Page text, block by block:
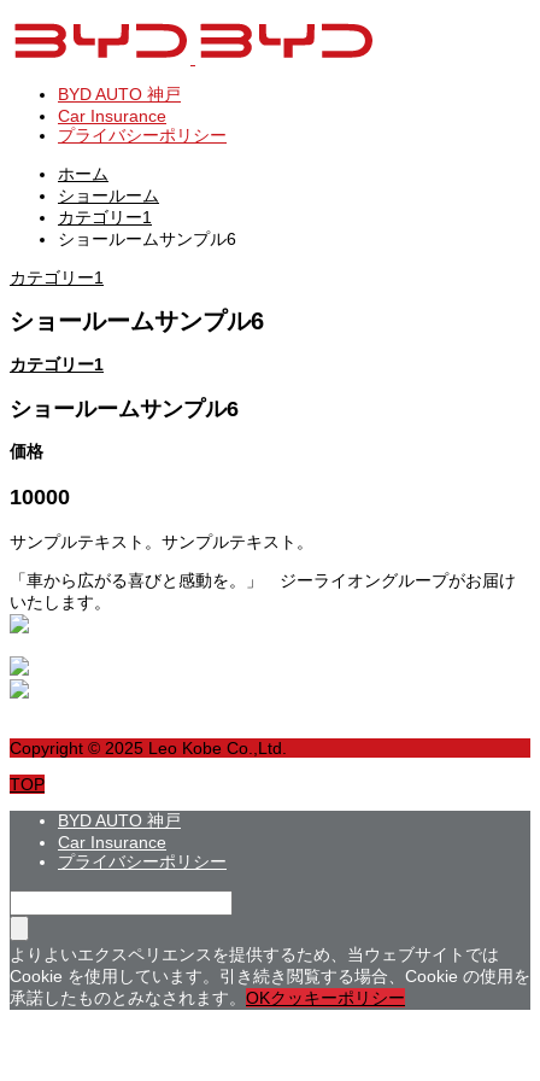
BYD AUTO 神戸
Car Insurance
プライバシーポリシー
ホーム
ショールーム
カテゴリー1
ショールームサンプル6
カテゴリー1
ショールームサンプル6
カテゴリー1
ショールームサンプル6
価格
10000
サンプルテキスト。サンプルテキスト。
「車から広がる喜びと感動を。」 ジーライオングループがお届け
いたします。
Copyright © 2025 Leo Kobe Co.,Ltd.
TOP
BYD AUTO 神戸
Car Insurance
プライバシーポリシー
よりよいエクスペリエンスを提供するため、当ウェブサイトでは
Cookie を使用しています。引き続き閲覧する場合、Cookie の使用を
承諾したものとみなされます。 OKクッキーポリシー